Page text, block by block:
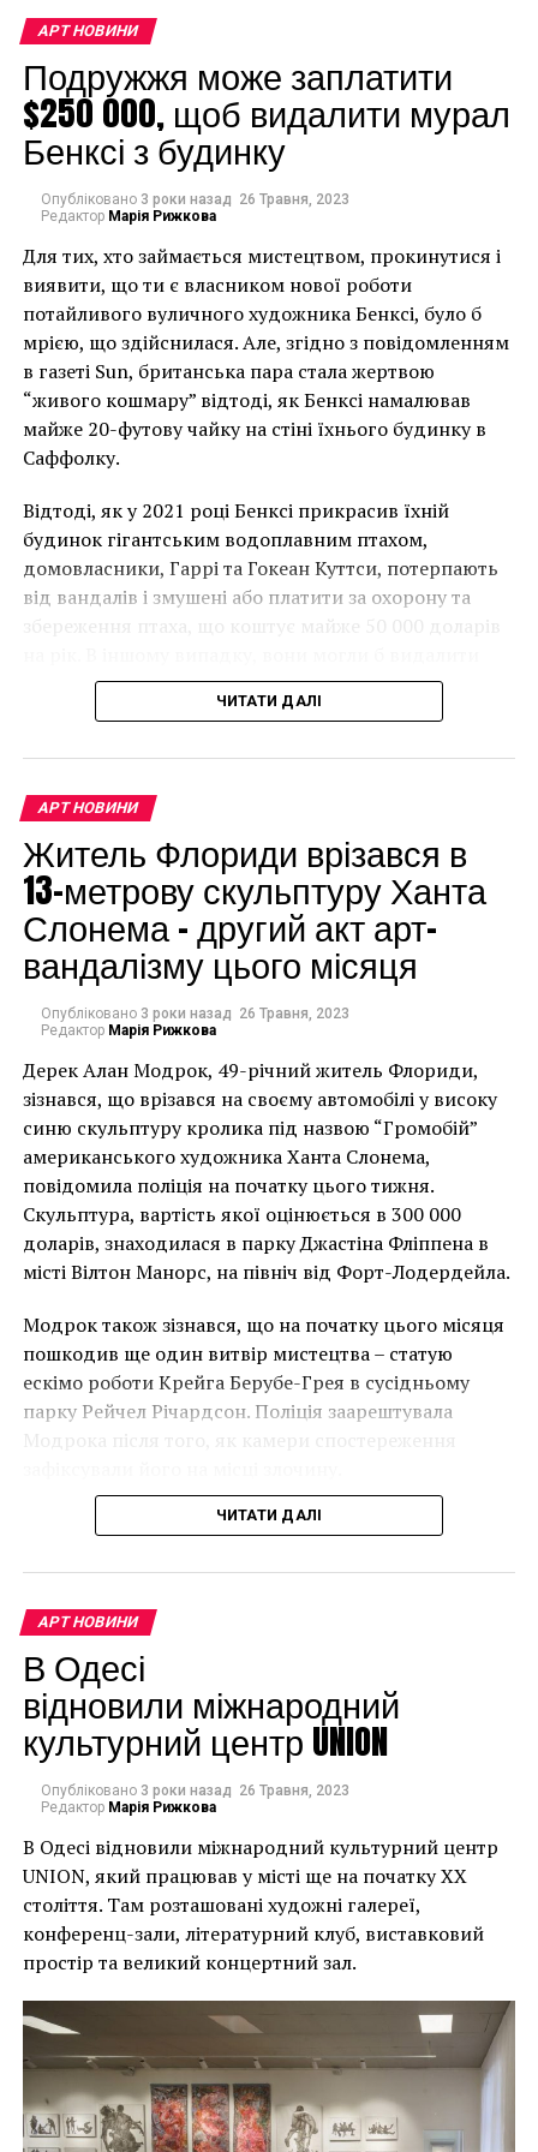
В Сингапуре открылся самый крупный
художественный музей Юго-Восточной Азии
АРТ НОВИНИ
Подружжя може заплатити
$250 000, щоб видалити мурал
Бенксі з будинку
Опубліковано 3 роки назад 26 Травня, 2023
Редактор Марія Рижкова
Для тих, хто займається мистецтвом, прокинутися і
виявити, що ти є власником нової роботи
потайливого вуличного художника Бенксі, було б
мрією, що здійснилася. Але, згідно з повідомленням
в газеті Sun, британська пара стала жертвою
“живого кошмару” відтоді, як Бенксі намалював
майже 20-футову чайку на стіні їхнього будинку в
Саффолку.
Відтоді, як у 2021 році Бенксі прикрасив їхній
будинок гігантським водоплавним птахом,
домовласники, Гаррі та Гокеан Куттси, потерпають
від вандалів і змушені або платити за охорону та
збереження птаха, що коштує майже 50 000 доларів
мурал, що може коштувати до чверті мільйона
доларів.
Чоловік позує під макетом чайки, яка ось-ось
накинеться на упаковку чіпсів – сюжет графіті, що
має ознаки вуличного художника Бенксі, на стіні в
Лоустофті на східному узбережжі Англії 8 серпня 2021
року. (Фото Джастіна Талліса / AFP)
В інтерв’ю “Таймс” пан Куттс сказав:
“Спочатку це було
неймовірно, але з
розвитком подій це
стало надзвичайно
впевнений, що Бенксі
усвідомлює
непередбачувані
наслідки для власників
будинків. Якби ми
могли повернути час
назад, ми б це
зробили”.
Хулігани, які намагалися зафарбувати мурал, злодії,
які відколювали зафарбовані фрагменти, щоб
продати їх у Facebook, тріщини в стіні та члени
окружної ради – це лише деякі з неприємностей, з
якими довелося зіткнутися Куттсам. Після крадіжки
їм довелося за власний кошт найняти охоронця,
який би наглядав за муралом вночі.
Єдиний вихід, кажуть Куттси, – це зняти 22-тонну
фреску, а для цього за останній місяць довелося
“зміцнити її 12 шарами смоли, скловолокна і
ЧИТАТИ ДАЛІ
АРТ НОВИНИ
Житель Флориди врізався в
13-метрову скульптуру Ханта
Слонема – другий акт арт-
вандалізму цього місяця
Опубліковано 3 роки назад 26 Травня, 2023
Редактор Марія Рижкова
Дерек Алан Модрок, 49-річний житель Флориди,
зізнався, що врізався на своєму автомобілі у високу
синю скульптуру кролика під назвою “Громобій”
американського художника Ханта Слонема,
повідомила поліція на початку цього тижня.
Скульптура, вартість якої оцінюється в 300 000
доларів, знаходилася в парку Джастіна Фліппена в
місті Вілтон Манорс, на північ від Форт-Лодердейла.
Модрок також зізнався, що на початку цього місяця
пошкодив ще один витвір мистецтва – статую
ескімо роботи Крейга Берубе-Грея в сусідньому
парку Рейчел Річардсон. Поліція заарештувала
Модрока після того, як камери спостереження
ЧИТАТИ ДАЛІ
АРТ НОВИНИ
В Одесі
відновили міжнародний
культурний центр UNION
Опубліковано 3 роки назад 26 Травня, 2023
Редактор Марія Рижкова
В Одесі відновили міжнародний культурний центр
UNION, який працював у місті ще на початку XX
століття. Там розташовані художні галереї,
конференц-зали, літературний клуб, виставковий
простір та великий концертний зал.